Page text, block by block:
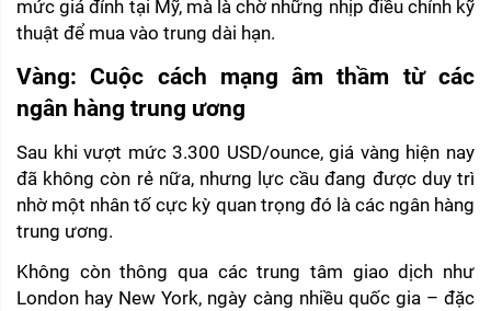
mức giá đỉnh tại Mỹ, mà là chờ những nhịp điều chỉnh kỹ
thuật để mua vào trung dài hạn.
Vàng: Cuộc cách mạng âm thầm từ các
ngân hàng trung ương
Sau khi vượt mức 3.300 USD/ounce, giá vàng hiện nay
đã không còn rẻ nữa, nhưng lực cầu đang được duy trì
nhờ một nhân tố cực kỳ quan trọng đó là các ngân hàng
trung ương.
Không còn thông qua các trung tâm giao dịch như
London hay New York, ngày càng nhiều quốc gia – đặc